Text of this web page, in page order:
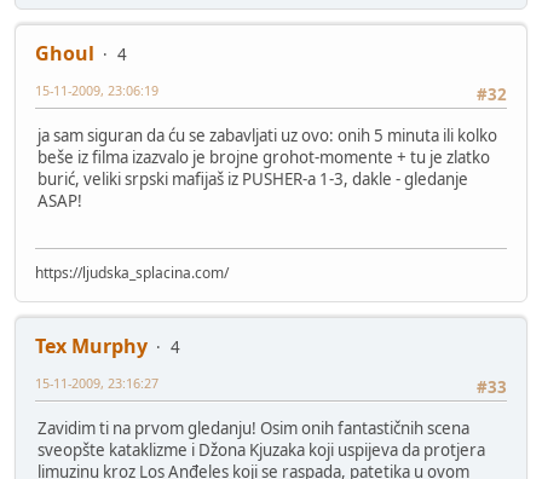
Ghoul
4
#32
15-11-2009, 23:06:19
ja sam siguran da ću se zabavljati uz ovo: onih 5 minuta ili kolko
beše iz filma izazvalo je brojne grohot-momente + tu je zlatko
burić, veliki srpski mafijaš iz PUSHER-a 1-3, dakle - gledanje
ASAP!
https://ljudska_splacina.com/
Tex Murphy
4
#33
15-11-2009, 23:16:27
Zavidim ti na prvom gledanju! Osim onih fantastičnih scena
sveopšte kataklizme i Džona Kjuzaka koji uspijeva da protjera
limuzinu kroz Los Anđeles koji se raspada, patetika u ovom